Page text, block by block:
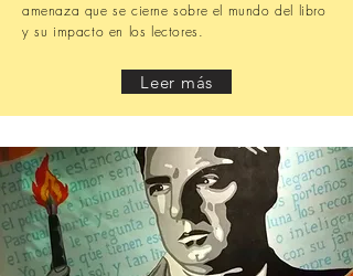
amenaza que se cierne sobre el mundo del libro
y su impacto en los lectores.
Leer más